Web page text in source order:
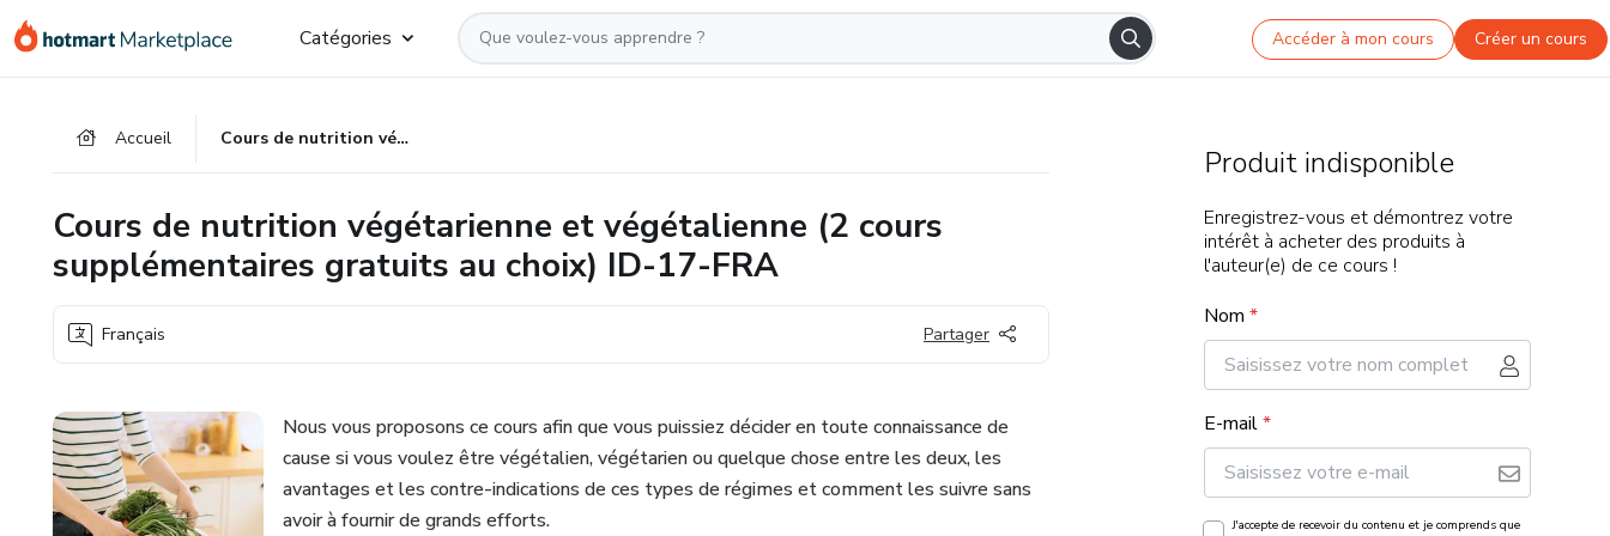
Aller
vers
Procéder
Aller
vers
Catégories Accéder à mon cours Créer un cours
Accueil Cours de nutrition végétarienne et végétalienne (2 cours supplémentaires gratuits au choix) ID-17-FRA
Cours de nutrition végétarienne et végétalienne (2 cours
supplémentaires gratuits au choix) ID-17-FRA
Français Partager
Nous vous proposons ce cours afin que vous puissiez décider en toute connaissance de
cause si vous voulez être végétalien, végétarien ou quelque chose entre les deux, les
avantages et les contre-indications de ces types de régimes et comment les suivre sans
avoir à fournir de grands efforts.
Produit indisponible
Enregistrez-vous et démontrez votre
intérêt à acheter des produits à
l'auteur(e) de ce cours !
Nom *
E-mail*
J'accepte de recevoir du contenu et je comprends que